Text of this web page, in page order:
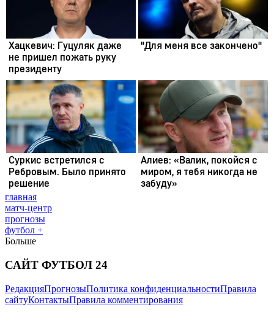
главная
матч-центр
прогнозы
футбол +
Больше
САЙТ ФУТБОЛ 24
РедакцияПрогнозыПолитика конфиденциальностиПравила
сайтуКонтактыПравила комментирования